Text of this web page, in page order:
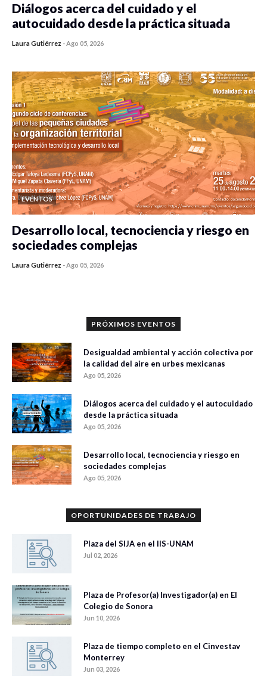
Diálogos acerca del cuidado y el
autocuidado desde la práctica situada
Laura Gutiérrez -Ago 05, 2026
EVENTOS
Desarrollo local, tecnociencia y riesgo en
sociedades complejas
Laura Gutiérrez -Ago 05, 2026
PRÓXIMOS EVENTOS
Desigualdad ambiental y acción colectiva por
la calidad del aire en urbes mexicanas
Ago 05, 2026
Diálogos acerca del cuidado y el autocuidado
desde la práctica situada
Ago 05, 2026
Desarrollo local, tecnociencia y riesgo en
sociedades complejas
Ago 05, 2026
OPORTUNIDADES DE TRABAJO
Plaza del SIJA en el IIS-UNAM
Jul 02, 2026
Plaza de Profesor(a) Investigador(a) en El
Colegio de Sonora
Jun 10, 2026
Plaza de tiempo completo en el Cinvestav
Monterrey
Jun 03, 2026